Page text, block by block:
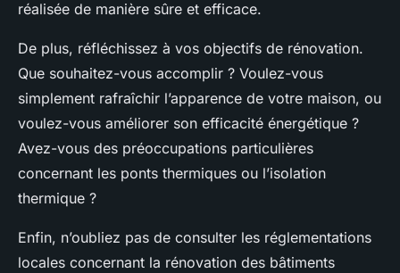
réalisée de manière sûre et efficace.
De plus, réfléchissez à vos objectifs de rénovation.
Que souhaitez-vous accomplir ? Voulez-vous
simplement rafraîchir l’apparence de votre maison, ou
voulez-vous améliorer son efficacité énergétique ?
Avez-vous des préoccupations particulières
concernant les ponts thermiques ou l’isolation
thermique ?
Enfin, n’oubliez pas de consulter les réglementations
locales concernant la rénovation des bâtiments